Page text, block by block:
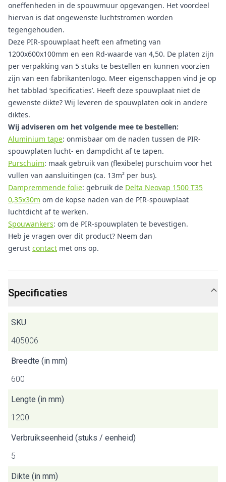
oneffenheden in de spouwmuur opgevangen. Het voordeel
hiervan is dat ongewenste luchtstromen worden
tegengehouden.
Deze PIR-spouwplaat heeft een afmeting van
1200x600x100mm en een Rd-waarde van 4,50. De platen zijn
per verpakking van 5 stuks te bestellen en kunnen voorzien
zijn van een fabrikantenlogo. Meer eigenschappen vind je op
het tabblad ‘specificaties’. Heeft deze spouwplaat niet de
gewenste dikte? Wij leveren de spouwplaten ook in andere
diktes.
Wij adviseren om het volgende mee te bestellen:
Aluminium tape: onmisbaar om de naden tussen de PIR-
spouwplaten lucht- en dampdicht af te tapen.
Purschuim: maak gebruik van (flexibele) purschuim voor het
vullen van aansluitingen (ca. 13m² per bus).
Dampremmende folie: gebruik de Delta Neovap 1500 T35
0,35x30m om de kopse naden van de PIR-spouwplaat
luchtdicht af te werken.
Spouwankers: om de PIR-spouwplaten te bevestigen.
Heb je vragen over dit product? Neem dan
gerust contact met ons op.
Specificaties
SKU
405006
Breedte (in mm)
600
Lengte (in mm)
1200
Verbruikseenheid (stuks / eenheid)
5
Dikte (in mm)